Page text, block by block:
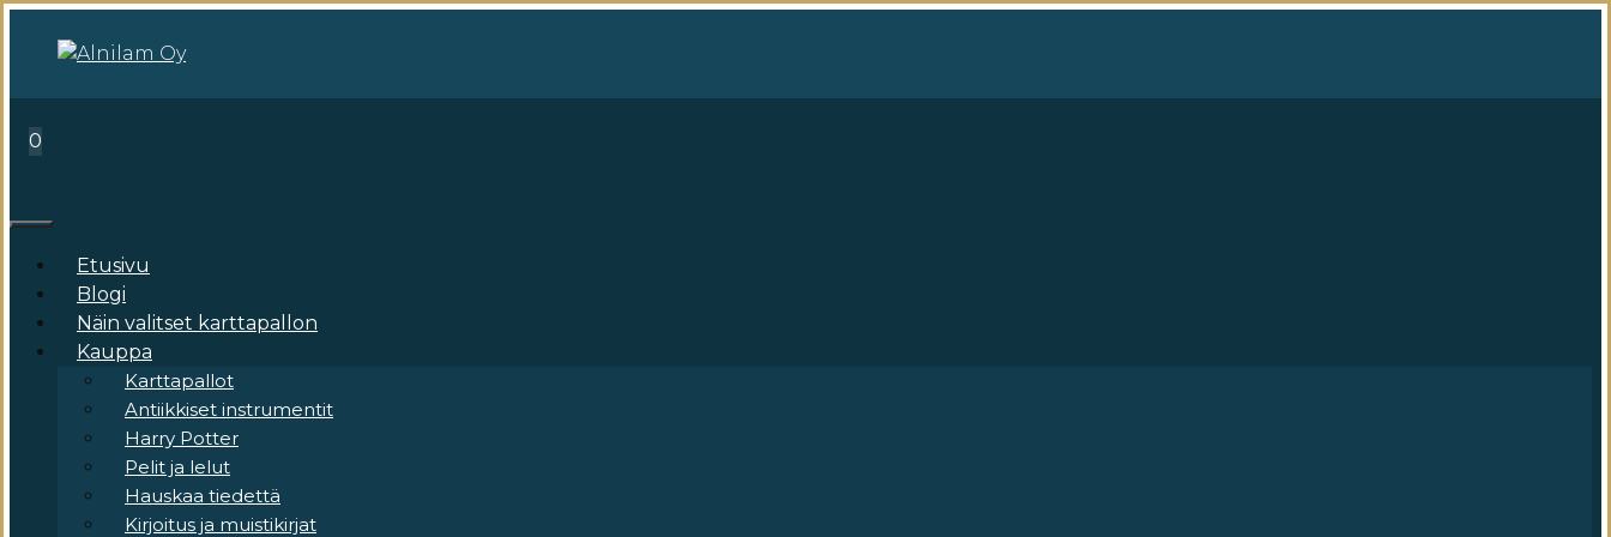
sisältöön
0
Valikko
Etusivu
Blogi
Näin valitset karttapallon
Kauppa
Karttapallot
Antiikkiset instrumentit
Harry Potter
Pelit ja lelut
Hauskaa tiedettä
Kirjoitus ja muistikirjat